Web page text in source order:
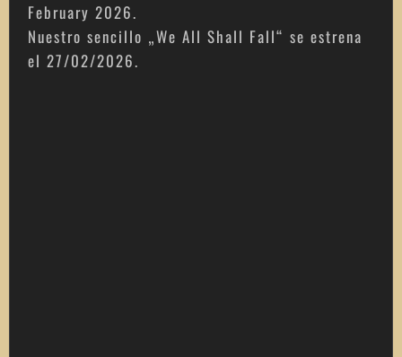
February 2026.
Nuestro sencillo „We All Shall Fall“ se estrena
el 27/02/2026.